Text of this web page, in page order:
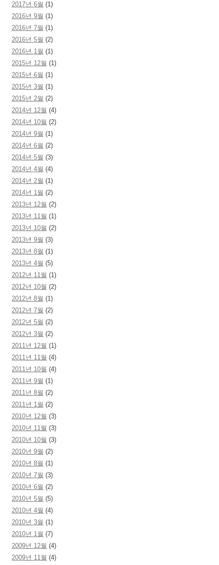
2017년 6월 (1)
2016년 9월 (1)
2016년 7월 (1)
2016년 5월 (2)
2016년 1월 (1)
2015년 12월 (1)
2015년 6월 (1)
2015년 3월 (1)
2015년 2월 (2)
2014년 12월 (4)
2014년 10월 (2)
2014년 9월 (1)
2014년 6월 (2)
2014년 5월 (3)
2014년 4월 (4)
2014년 2월 (1)
2014년 1월 (2)
2013년 12월 (2)
2013년 11월 (1)
2013년 10월 (2)
2013년 9월 (3)
2013년 8월 (1)
2013년 4월 (5)
2012년 11월 (1)
2012년 10월 (2)
2012년 8월 (1)
2012년 7월 (2)
2012년 5월 (2)
2012년 3월 (2)
2011년 12월 (1)
2011년 11월 (4)
2011년 10월 (4)
2011년 9월 (1)
2011년 8월 (2)
2011년 1월 (2)
2010년 12월 (3)
2010년 11월 (3)
2010년 10월 (3)
2010년 9월 (2)
2010년 8월 (1)
2010년 7월 (3)
2010년 6월 (2)
2010년 5월 (5)
2010년 4월 (4)
2010년 3월 (1)
2010년 1월 (7)
2009년 12월 (4)
2009년 11월 (4)